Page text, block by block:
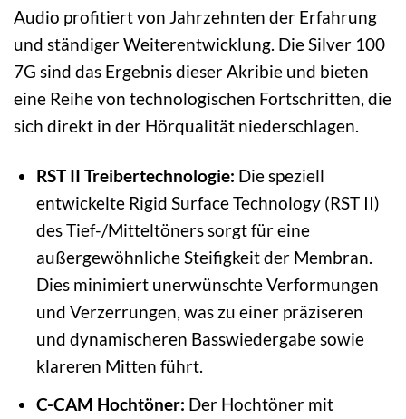
Audio profitiert von Jahrzehnten der Erfahrung
und ständiger Weiterentwicklung. Die Silver 100
7G sind das Ergebnis dieser Akribie und bieten
eine Reihe von technologischen Fortschritten, die
sich direkt in der Hörqualität niederschlagen.
RST II Treibertechnologie: Die speziell
entwickelte Rigid Surface Technology (RST II)
des Tief-/Mitteltöners sorgt für eine
außergewöhnliche Steifigkeit der Membran.
Dies minimiert unerwünschte Verformungen
und Verzerrungen, was zu einer präziseren
und dynamischeren Basswiedergabe sowie
klareren Mitten führt.
C-CAM Hochtöner: Der Hochtöner mit